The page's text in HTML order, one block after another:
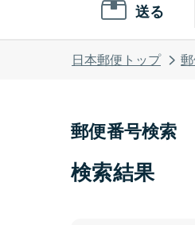
送る
日本郵便トップ
郵便番号検索
検索結果